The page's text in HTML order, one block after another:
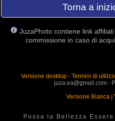
Torna a
JuzaPhoto contiene link
commissione in caso di
Versione desktop- Termini di
juza.ea@gmail.com -
Versione Bianca
Possa la Bellezza